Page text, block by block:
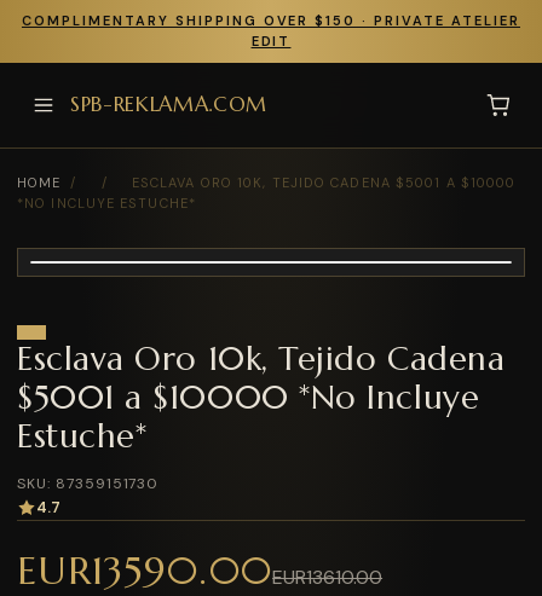
COMPLIMENTARY SHIPPING OVER $150 · PRIVATE ATELIER
EDIT
SPB-REKLAMA.COM
HOME / /
ESCLAVA ORO 10K, TEJIDO CADENA $5001 A $10000
*NO INCLUYE ESTUCHE*
Esclava Oro 10k, Tejido Cadena
$5001 a $10000 *No Incluye
Estuche*
SKU: 87359151730
4.7
EUR13590.00EUR13610.00